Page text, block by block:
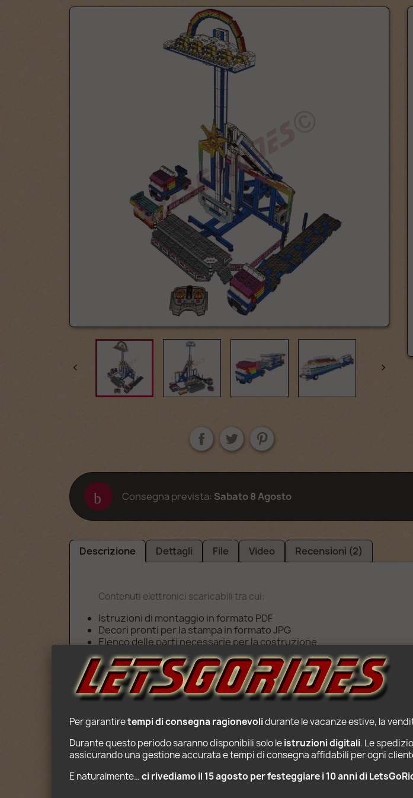
 
Consegna prevista: Sabato 8 Agosto
Descrizione Dettagli File Video Recensioni (2)
Contenuti elettronici scaricabili tra cui:
Istruzioni di montaggio in formato PDF
Decori pronti per la stampa in formato JPG
Elenco delle parti necessarie per la costruzione
Indicazioni per l'attrazione del carrello pieghevole
Attenzione: acquisti le istruzioni di montaggio. Per questo
PRODOTTI
Per garantire tempi di consegna ragionevoli durante le vacanze estive, la
Durante questo periodo saranno disponibili solo le istruzioni digitali. Le
assicurando una gestione accurata e tempi di consegna affidabili per ogni
E naturalmente… ci rivediamo il 15 agosto per festeggiare i 10 anni di